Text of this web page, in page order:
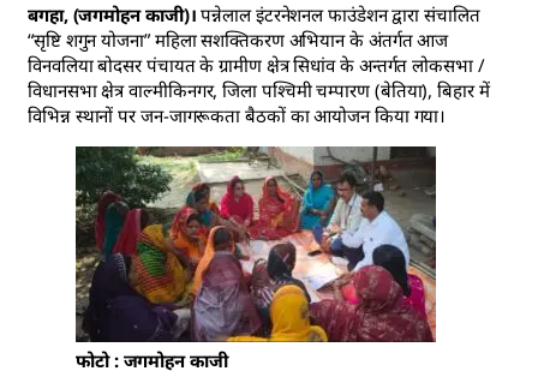
बगहा, (जगमोहन काजी)। पन्नेलाल इंटरनेशनल फाउंडेशन द्वारा संचालित
“सृष्टि शगुन योजना” महिला सशक्तिकरण अभियान के अंतर्गत आज
विनवलिया बोदसर पंचायत के ग्रामीण क्षेत्र सिधांव के अन्तर्गत लोकसभा /
विधानसभा क्षेत्र वाल्मीकिनगर, जिला पश्चिमी चम्पारण (बेतिया), बिहार में
विभिन्न स्थानों पर जन-जागरूकता बैठकों का आयोजन किया गया।
फोटो : जगमोहन काजी